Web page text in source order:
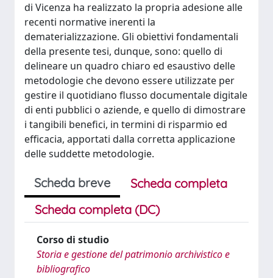
di Vicenza ha realizzato la propria adesione alle
recenti normative inerenti la
dematerializzazione. Gli obiettivi fondamentali
della presente tesi, dunque, sono: quello di
delineare un quadro chiaro ed esaustivo delle
metodologie che devono essere utilizzate per
gestire il quotidiano flusso documentale digitale
di enti pubblici o aziende, e quello di dimostrare
i tangibili benefici, in termini di risparmio ed
efficacia, apportati dalla corretta applicazione
delle suddette metodologie.
Scheda breve
Scheda completa
Scheda completa (DC)
Corso di studio
Storia e gestione del patrimonio archivistico e
bibliografico